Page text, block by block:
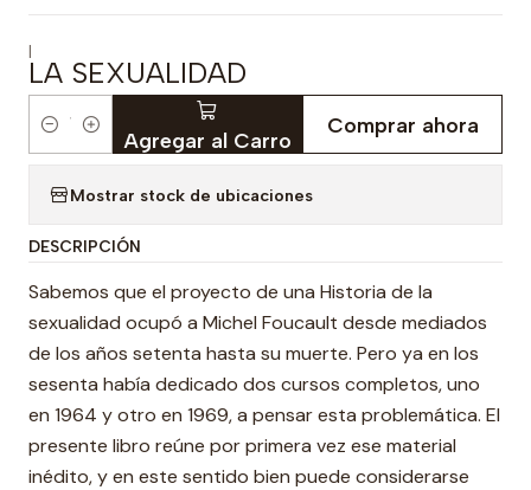
|
LA SEXUALIDAD
Cantidad Agregar al Carro
Comprar ahora
Mostrar stock de ubicaciones
DESCRIPCIÓN
Sabemos que el proyecto de una Historia de la
sexualidad ocupó a Michel Foucault desde mediados
de los años setenta hasta su muerte. Pero ya en los
sesenta había dedicado dos cursos completos, uno
en 1964 y otro en 1969, a pensar esta problemática. El
presente libro reúne por primera vez ese material
inédito, y en este sentido bien puede considerarse